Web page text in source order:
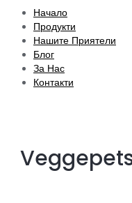
Начало
Продукти
Нашите Приятели
Блог
За Нас
Контакти